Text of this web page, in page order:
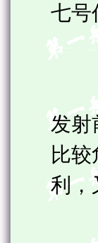
七号
发射
比
利，